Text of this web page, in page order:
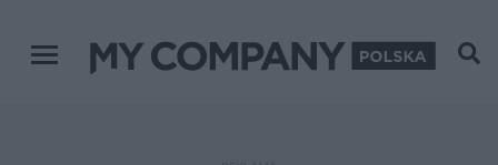
Menu główne